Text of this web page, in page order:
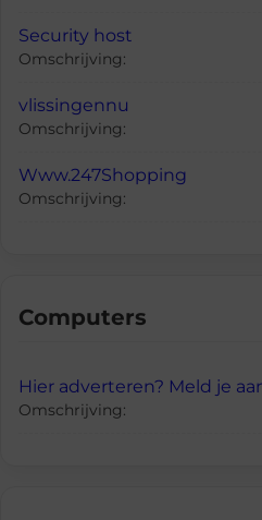
Security host
Omschrijving:
vlissingennu
Omschrijving:
Www.247Shopping
Omschrijving:
Computers
Hier adverteren? Meld je
Omschrijving: